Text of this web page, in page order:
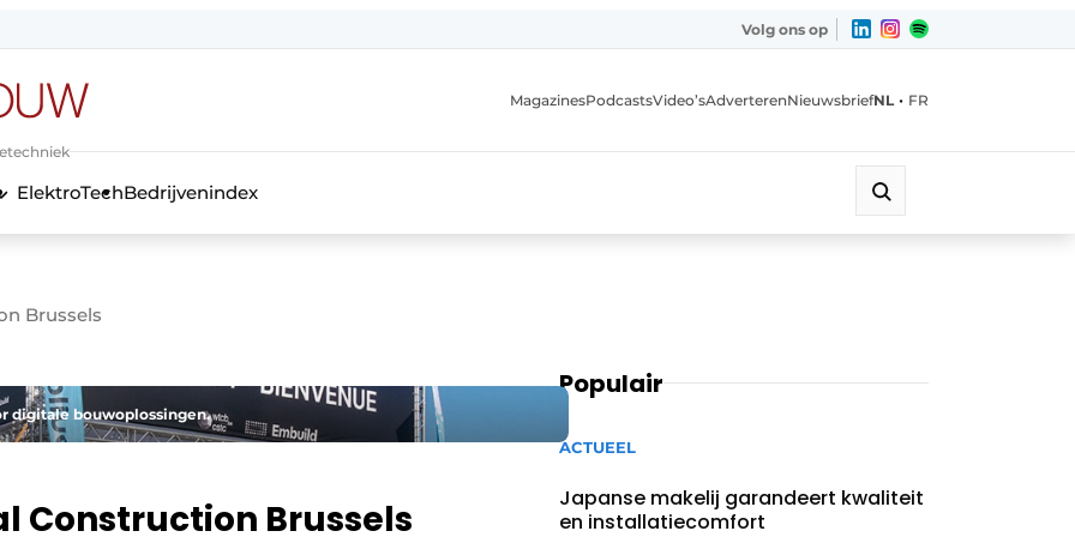
Volg ons op
MagazinesPodcastsVideo’sAdverterenNieuwsbriefNL • FR
ElektroTechBedrijvenindex
Brussels
digitale bouwoplossingen.
Construction Brussels
Populair
ACTUEEL
Japanse makelij garandeert kwaliteit
en installatiecomfort